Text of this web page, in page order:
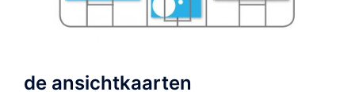
de ansichtkaarten